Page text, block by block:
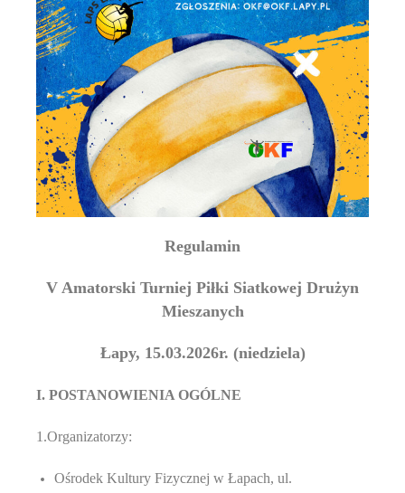
Regulamin
V Amatorski Turniej Piłki Siatkowej Drużyn
Mieszanych
Łapy, 15.03.2026r. (niedziela)
I. POSTANOWIENIA OGÓLNE
1.Organizatorzy:
Ośrodek Kultury Fizycznej w Łapach, ul.